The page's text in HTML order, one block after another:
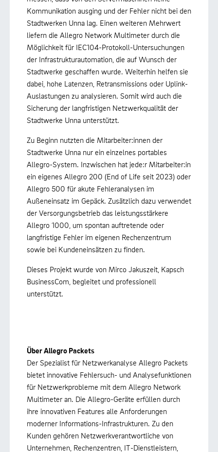
Kommunikation ausging und der Fehler nicht bei den
Stadtwerken Unna lag. Einen weiteren Mehrwert
liefern die Allegro Network Multimeter durch die
Möglichkeit für IEC104-Protokoll-Untersuchungen
der Infrastrukturautomation, die auf Wunsch der
Stadtwerke geschaffen wurde. Weiterhin helfen sie
dabei, hohe Latenzen, Retransmissions oder Uplink-
Auslastungen zu analysieren. Somit wird auch die
Sicherung der langfristigen Netzwerkqualität der
Stadtwerke Unna unterstützt.
Zu Beginn nutzten die Mitarbeiter:innen der
Stadtwerke Unna nur ein einzelnes portables
Allegro-System. Inzwischen hat jede:r Mitarbeiter:in
ein eigenes Allegro 200 (End of Life seit 2023) oder
Allegro 500 für akute Fehleranalysen im
Außeneinsatz im Gepäck. Zusätzlich dazu verwendet
der Versorgungsbetrieb das leistungsstärkere
Allegro 1000, um spontan auftretende oder
langfristige Fehler im eigenen Rechenzentrum
sowie bei Kundeneinsätzen zu finden.
Dieses Projekt wurde von Mirco Jakuszeit, Kapsch
BusinessCom, begleitet und professionell
unterstützt.
Über Allegro Packets
Der Spezialist für Netzwerkanalyse Allegro Packets
bietet innovative Fehlersuch- und Analysefunktionen
für Netzwerkprobleme mit dem Allegro Network
Multimeter an. Die Allegro-Geräte erfüllen durch
ihre innovativen Features alle Anforderungen
moderner Informations-Infrastrukturen. Zu den
Kunden gehören Netzwerkverantwortliche von
Unternehmen, Rechenzentren, IT-Dienstleistern,